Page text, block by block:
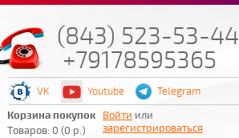
(843) 523-53-44
+79178595365
VK Youtube
Telegram
Корзина покупок
Товаров: 0 (0 р.)
Войти или
зарегистрироваться